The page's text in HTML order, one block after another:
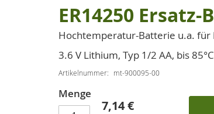
ER14250
Hochtemperatur-Batterie u.a. für
3.6 V Lithium, Typ 1/2 AA, bis 85°C
Artikelnummer mt-900095-00
Menge
7,14 €